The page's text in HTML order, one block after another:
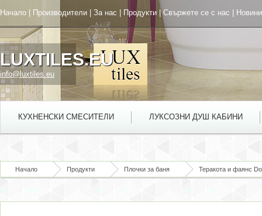
Начало Производители За нас Продукти |Свържете се с нас Новини
LUXTILES.EU
info@luxtiles.eu
КУХНЕНСКИ СМЕСИТЕЛИ ЛУКСОЗНИ ДУШ КАБИНИ
Начало Продукти Плочки за баня Теракота и фаянс